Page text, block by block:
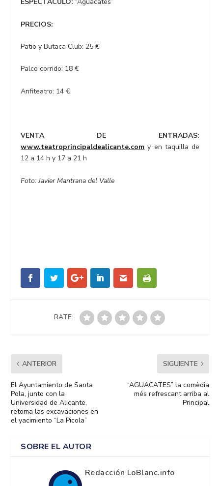
PRECIOS:
Patio y Butaca Club: 25 €
Palco corrido: 18 €
Anfiteatro: 14 €
VENTA DE ENTRADAS:
www.teatroprincipaldealicante.com y en taquilla de
12 a 14 h y 17 a 21 h
Foto: Javier Mantrana del Valle
RATE:
ANTERIOR
El Ayuntamiento de Santa
Pola, junto con la
Universidad de Alicante,
retoma las excavaciones en
el yacimiento “La Picola”
SIGUIENTE
“AGUACATES” la comèdia
més refrescant arriba al
Principal
SOBRE EL AUTOR
Redacción LoBlanc.info